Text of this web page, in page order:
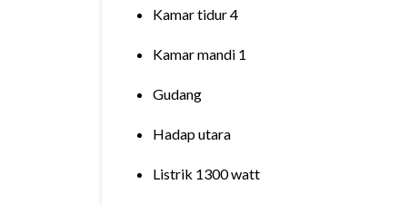
Kamar tidur 4
Kamar mandi 1
Gudang
Hadap utara
Listrik 1300 watt